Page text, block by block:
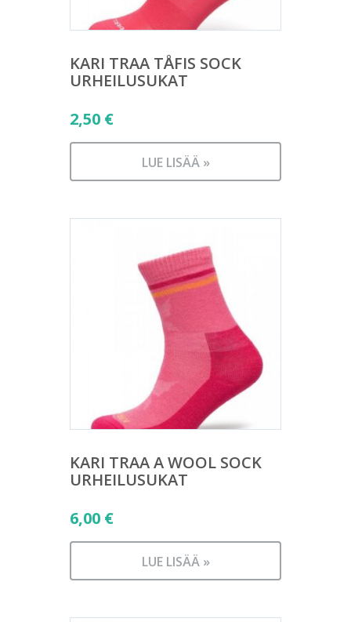
KARI TRAA TÅFIS SOCK
URHEILUSUKAT
2,50 €
LUE LISÄÄ »
KARI TRAA A WOOL SOCK
URHEILUSUKAT
6,00 €
LUE LISÄÄ »